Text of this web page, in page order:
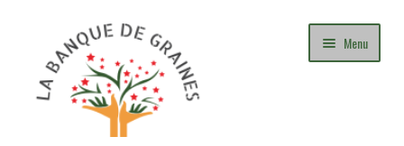
navigation
contenu
Menu